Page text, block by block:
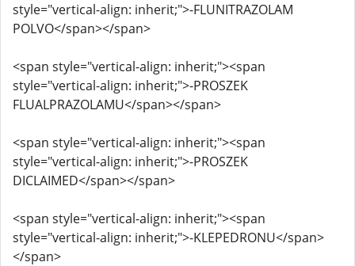
style="vertical-align: inherit;">-FLUNITRAZOLAM
POLVO</span></span>
<span style="vertical-align: inherit;"><span
style="vertical-align: inherit;">-PROSZEK
FLUALPRAZOLAMU</span></span>
<span style="vertical-align: inherit;"><span
style="vertical-align: inherit;">-PROSZEK
DICLAIMED</span></span>
<span style="vertical-align: inherit;"><span
style="vertical-align: inherit;">-KLEPEDRONU</span>
</span>